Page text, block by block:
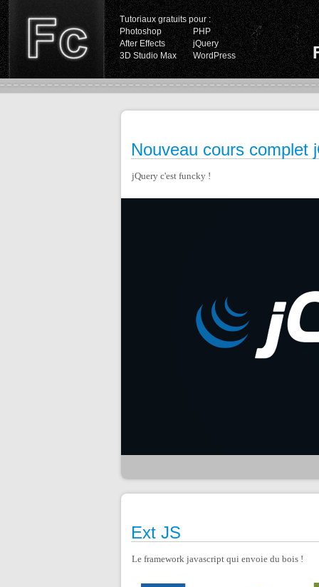
Tutoriaux gratuits pour :
Photoshop
PHP
After Effects
jQuery
3D Studio Max
WordPress
Nouveau cours complet
jQuery c'est funcky !
Ext JS
Le framework javascript qui envoie du bois !